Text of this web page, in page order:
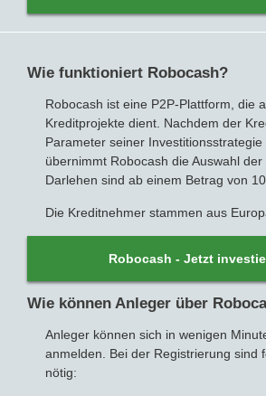
Wie funktioniert Robocash?
Robocash ist eine P2P-Plattform, die
Kreditprojekte dient. Nachdem der
Parameter seiner Investitionsstrategie
übernimmt Robocash die Auswahl der
Darlehen sind ab einem Betrag von
Die Kreditnehmer stammen aus
Robocash - Jetzt
Wie können Anleger über
Anleger können sich in wenigen
anmelden. Bei der Registrierung sind
nötig: